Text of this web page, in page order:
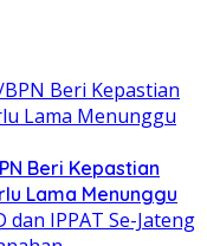
Beri Kepastian
Lama Menunggu